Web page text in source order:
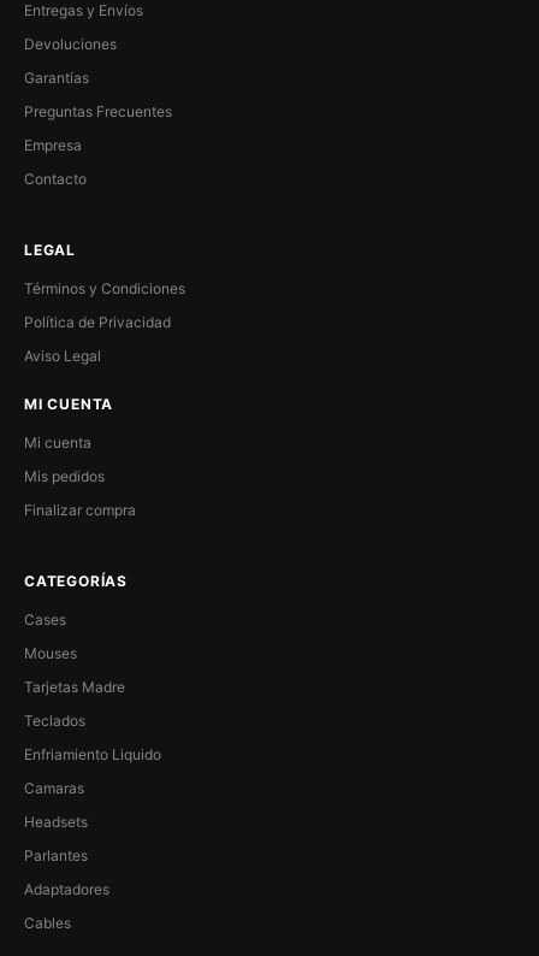
Entregas y Envíos
Devoluciones
Garantías
Preguntas Frecuentes
Empresa
Contacto
LEGAL
Términos y Condiciones
Política de Privacidad
Aviso Legal
MI CUENTA
Mi cuenta
Mis pedidos
Finalizar compra
CATEGORÍAS
Cases
Mouses
Tarjetas Madre
Teclados
Enfriamiento Liquido
Camaras
Headsets
Parlantes
Adaptadores
Cables